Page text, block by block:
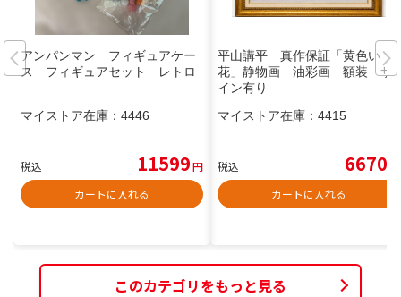
アンパンマン フィギュアケー
ス フィギュアセット レトロ
マイストア在庫： 4446
税込 11599円
カートに入れる
平山講平 真作保証「黄色い
花」静物画 油彩画 額装 サ
イン有り
マイストア在庫： 4415
税込 6670
カートに入れる
このカテゴリをもっと見る